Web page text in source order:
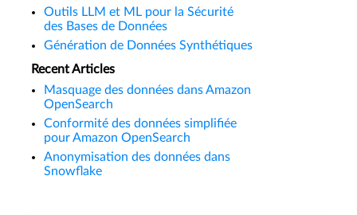
Outils LLM et ML pour la Sécurité
des Bases de Données
Génération de Données Synthétiques
Recent Articles
Masquage des données dans Amazon
OpenSearch
Conformité des données simplifiée
pour Amazon OpenSearch
Anonymisation des données dans
Snowflake